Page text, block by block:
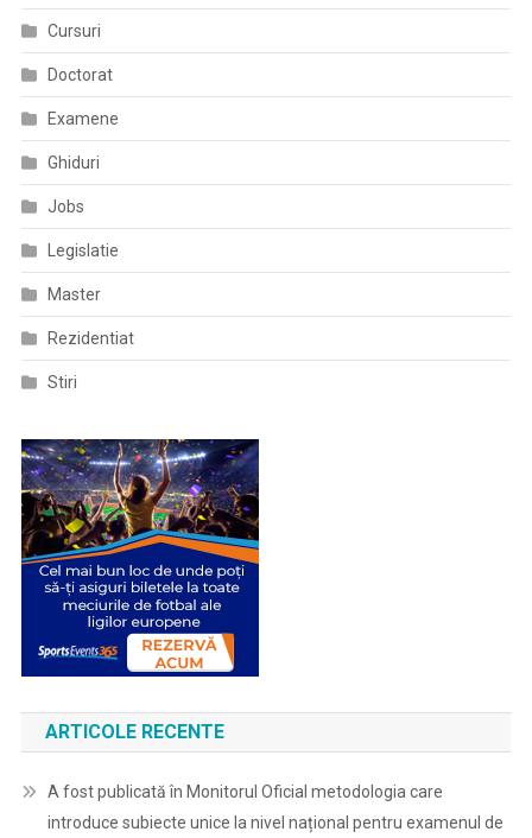
Cursuri
Doctorat
Examene
Ghiduri
Jobs
Legislatie
Master
Rezidentiat
Stiri
ARTICOLE RECENTE
A fost publicată în Monitorul Oficial metodologia care
introduce subiecte unice la nivel național pentru examenul de